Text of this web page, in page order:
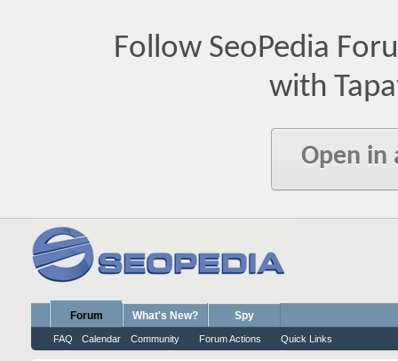
Follow SeoPedia
with
Open in
Forum
FAQ Calendar Community Forum Actions Quick Links
What's New? Spy